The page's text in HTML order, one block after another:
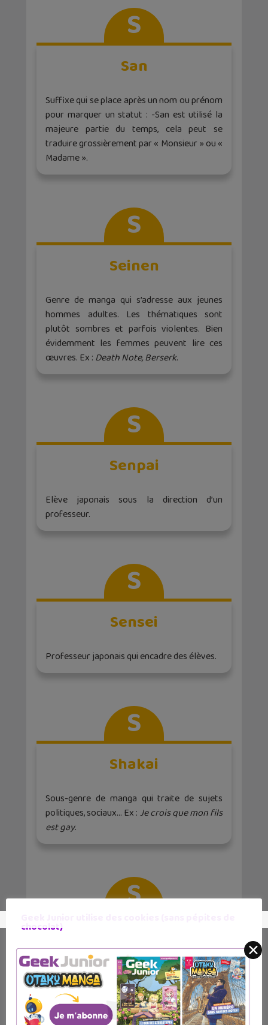
S
San
Suffixe qui se place après un nom ou prénom
pour marquer un statut : -San est utilisé la
majeure partie du temps, cela peut se
traduire grossièrement par « Monsieur » ou «
Madame ».
S
Seinen
Genre de manga qui s’adresse aux jeunes
hommes adultes. Les thématiques sont
plutôt sombres et parfois violentes. Bien
évidemment les femmes peuvent lire ces
œuvres. Ex : Death Note, Berserk.
S
Senpai
Elève japonais sous la direction d’un
professeur.
S
Sensei
Professeur japonais qui encadre des élèves.
S
Shakai
Sous-genre de manga qui traite de sujets
politiques, sociaux… Ex : Je crois que mon fils
est gay.
S
Genre de manga le plus populaire et rependu
dans le monde. Il s’adresse aux jeunes
adolescents. La traduction littérale étant «
Jeune garçon ». Bien évidemment les
chocolat)
✕